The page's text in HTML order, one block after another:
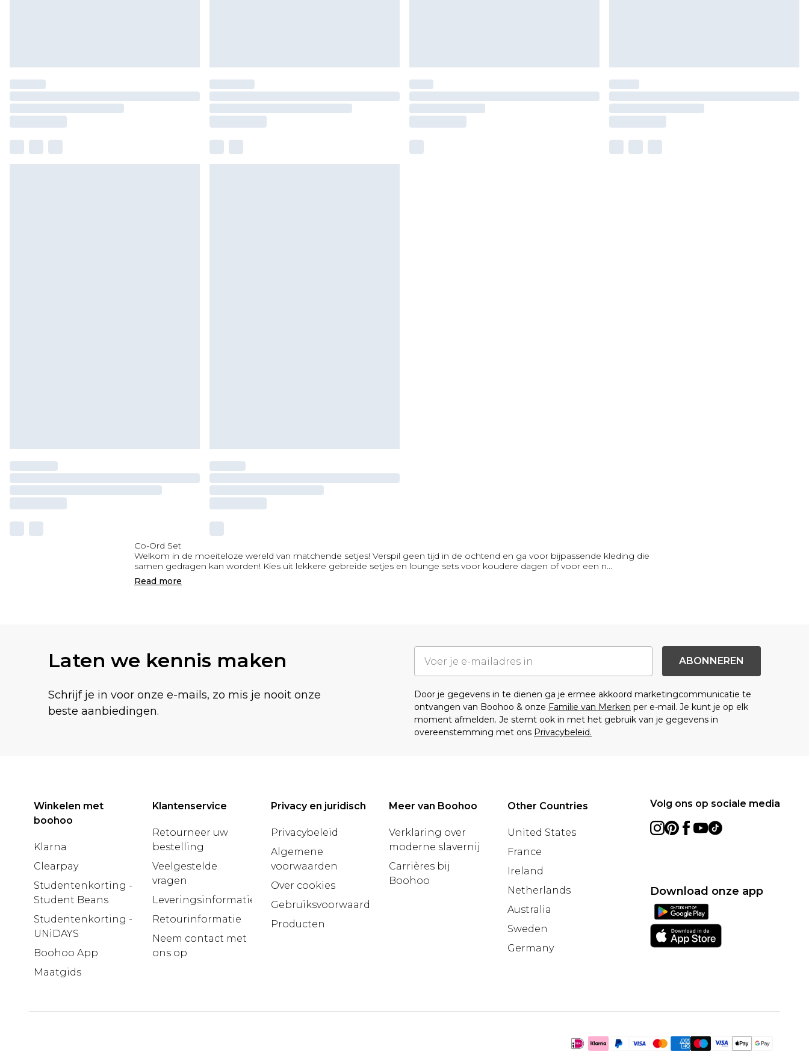
Co-Ord Set
Welkom in de moeiteloze wereld van matchende setjes! Verspil geen tijd in de ochtend en ga voor bijpassende kleding die
samen gedragen kan worden! Kies uit lekkere gebreide setjes en lounge sets voor koudere dagen of voor een n...
Read more
Laten we kennis maken
Schrijf je in voor onze e-mails, zo mis je nooit onze
beste aanbiedingen.
ABONNEREN
Door je gegevens in te dienen ga je ermee akkoord marketingcommunicatie te
ontvangen van Boohoo & onze Familie van Merken per e-mail. Je kunt je op elk
moment afmelden. Je stemt ook in met het gebruik van je gegevens in
overeenstemming met ons Privacybeleid.
Winkelen met
boohoo
Klarna
Clearpay
Studentenkorting -
Student Beans
Studentenkorting -
UNiDAYS
Boohoo App
Maatgids
Klantenservice
Retourneer uw
bestelling
Veelgestelde
vragen
Leveringsinformatie
Retourinformatie
Neem contact met
ons op
Privacy en juridisch
Privacybeleid
Algemene
voorwaarden
Over cookies
Gebruiksvoorwaarden
Producten
Meer van Boohoo
Verklaring over
moderne slavernij
Carrières bij
Boohoo
Other Countries
United States
France
Ireland
Netherlands
Australia
Sweden
Germany
Volg ons op sociale media
Download onze app